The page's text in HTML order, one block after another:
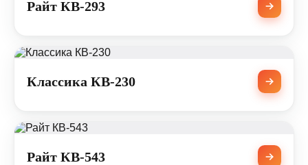
Райт КВ-293
Классика КВ-230
Райт КВ-543